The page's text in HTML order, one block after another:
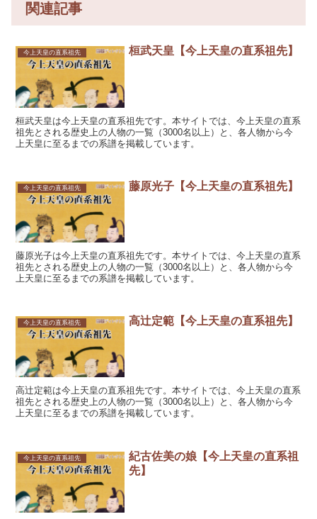
関連記事
今上天皇の直系祖先 桓武天皇【今上天皇の直系祖先】
桓武天皇は今上天皇の直系祖先です。本サイトでは、今上天皇の直系
祖先とされる歴史上の人物の一覧（3000名以上）と、各人物から今
上天皇に至るまでの系譜を掲載しています。
今上天皇の直系祖先 藤原光子【今上天皇の直系祖先】
藤原光子は今上天皇の直系祖先です。本サイトでは、今上天皇の直系
祖先とされる歴史上の人物の一覧（3000名以上）と、各人物から今
上天皇に至るまでの系譜を掲載しています。
今上天皇の直系祖先 高辻定範【今上天皇の直系祖先】
高辻定範は今上天皇の直系祖先です。本サイトでは、今上天皇の直系
祖先とされる歴史上の人物の一覧（3000名以上）と、各人物から今
上天皇に至るまでの系譜を掲載しています。
今上天皇の直系祖先
紀古佐美の娘【今上天皇の直系祖
先】